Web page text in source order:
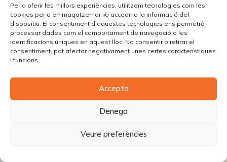
Per a oferir les millors experiències, utilitzem tecnologies com les
cookies per a emmagatzemar i/o accedir a la informació del
dispositiu. El consentiment d'aquestes tecnologies ens permetrà
processar dades com el comportament de navegació o les
identificacions úniques en aquest lloc. No consentir o retirar el
consentiment, pot afectar negativament unes certes característiques
i funcions.
Accepta
Denega
Veure preferències
© Copyright Piùbella Models Agency2026
Creative Corner Agency
Política de cookies